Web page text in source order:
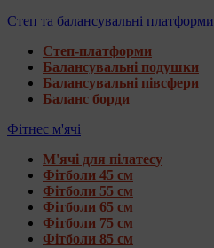
Степ та балансувальні платформи
Степ-платформи
Балансувальні подушки
Балансувальні півсфери
Баланс борди
Фітнес м'ячі
М'ячі для пілатесу
Фітболи 45 см
Фітболи 55 см
Фітболи 65 см
Фітболи 75 см
Фітболи 85 см